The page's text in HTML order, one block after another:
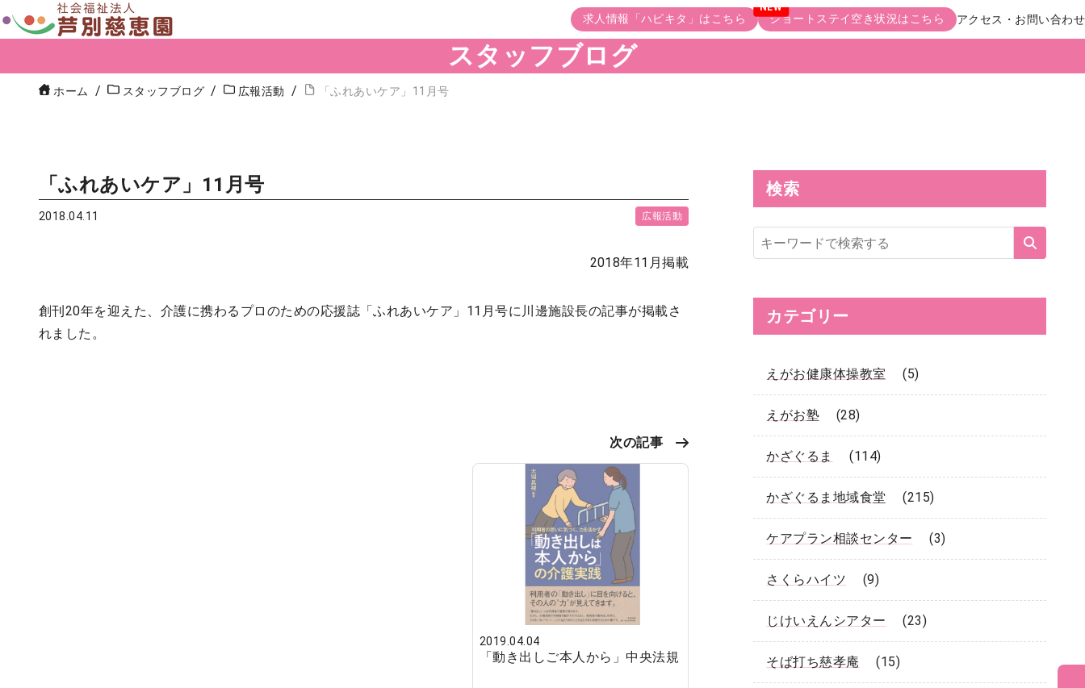
求人情報「ハピキタ」はこちら ショートステイ空き状況はこちら アクセス・お問い合わせ
スタッフブログ
ホーム スタッフブログ 広報活動 「ふれあいケア」11月号
「ふれあいケア」11月号
2018.04.11 広報活動
2018年11月掲載
創刊20年を迎えた、介護に携わるプロのための応援誌「ふれあいケア」11月号に川邊施設長の記事が掲載さ
れました。
次の記事
2019.04.04
「動き出しご本人から」中央法規
検索
サ
イ
ト
カテゴリー
えがお健康体操教室 (5)
えがお塾 (28)
かざぐるま (114)
かざぐるま地域食堂 (215)
ケアプラン相談センター (3)
さくらハイツ (9)
じけいえんシアター (23)
そば打ち慈孝庵 (15)